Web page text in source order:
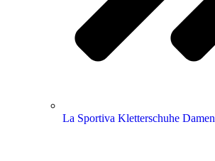
La Sportiva Kletterschuhe Damen